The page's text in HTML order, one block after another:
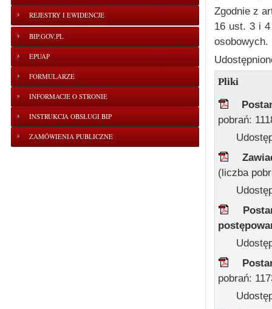
REJESTRY I EWIDENCJE
BIP.GOV.PL
EPUAP
FORMULARZE
INFORMACJE O STRONIE
INSTRUKCJA OBSŁUGI BIP
ZAMÓWIENIA PUBLICZNE
Zgodnie z
16 ust. 3 i
osobowych.
Pliki
pobrań:
(liczba
pobrań: